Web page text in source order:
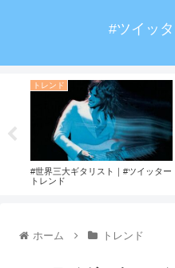
#ツイッ
トレンド
#世界三大ギタリスト｜#ツイッター
トレンド
ホーム トレンド